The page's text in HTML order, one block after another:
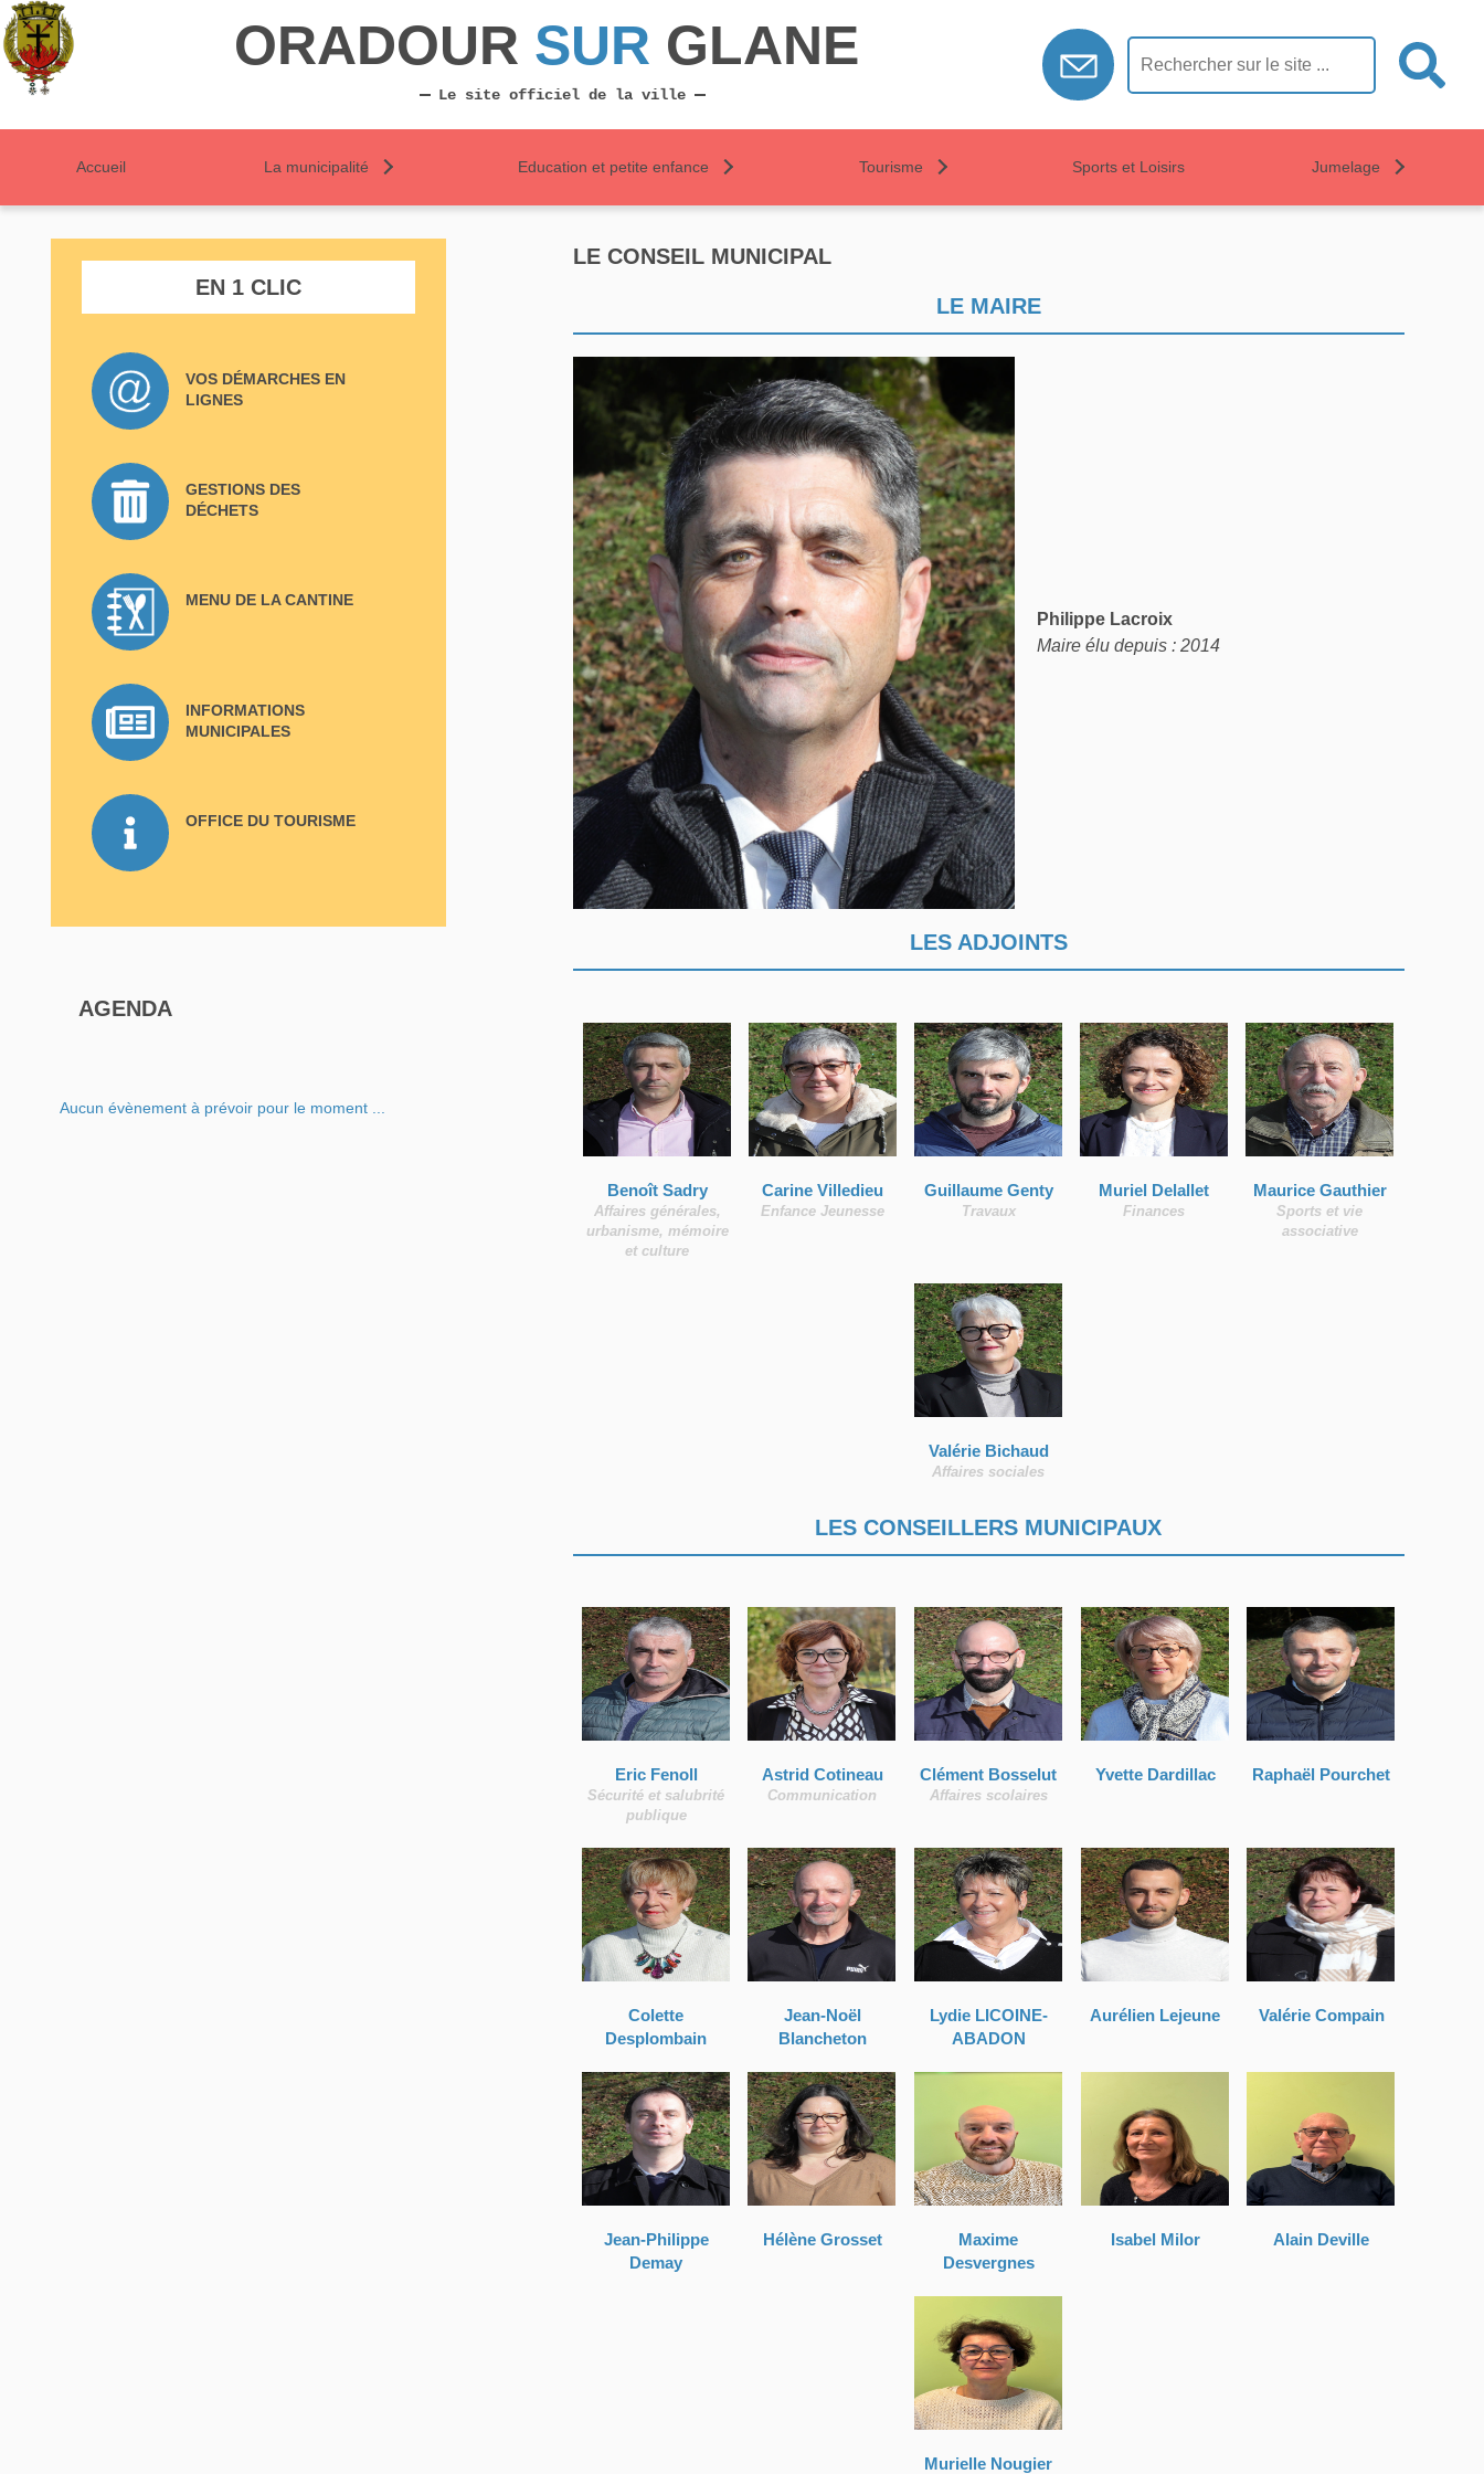
ORADOUR SUR GLANE
Le site officiel de la ville
Accueil La municipalité Education et petite enfance Tourisme Sports et Loisirs Jumelage
EN 1 CLIC
VOS DÉMARCHES EN
LIGNES
GESTIONS DES
DÉCHETS
MENU DE LA CANTINE
INFORMATIONS
MUNICIPALES
OFFICE DU TOURISME
AGENDA
Aucun évènement à prévoir pour le moment ...
LE CONSEIL MUNICIPAL
LE MAIRE
Philippe Lacroix
Maire élu depuis : 2014
LES ADJOINTS
Benoît Sadry
Affaires générales,
urbanisme, mémoire
et culture
Carine Villedieu
Enfance Jeunesse
Guillaume Genty
Travaux
Muriel Delallet
Finances
Maurice Gauthier
Sports et vie
associative
Valérie Bichaud
Affaires sociales
LES CONSEILLERS MUNICIPAUX
Eric Fenoll
Sécurité et salubrité
publique
Astrid Cotineau
Communication
Clément Bosselut
Affaires scolaires
Yvette Dardillac Raphaël Pourchet
Colette
Desplombain
Jean-Noël
Blancheton
Lydie LICOINE-
ABADON
Aurélien Lejeune Valérie Compain
Jean-Philippe
Demay
Hélène Grosset
Maxime
Desvergnes
Isabel Milor Alain Deville
Murielle Nougier